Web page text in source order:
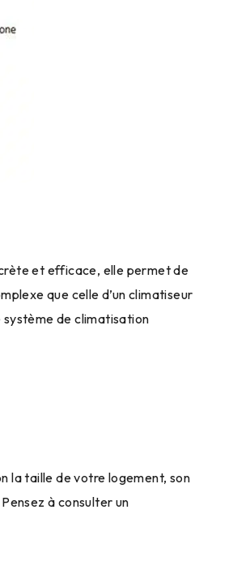
et efficace, elle permet de
que celle d’un climatiseur
de climatisation
la taille de votre logement, son
à consulter un